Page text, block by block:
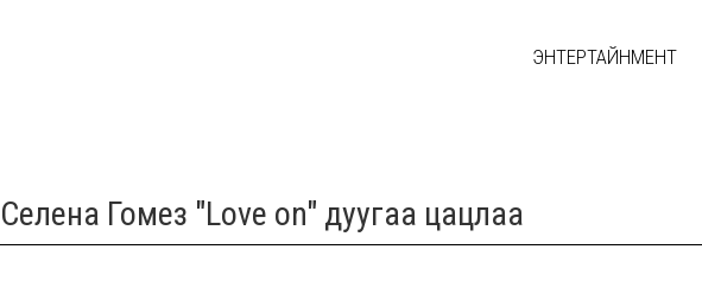
ЭНТЕРТАЙНМЕНТ
Гомез "Love on" дуугаа цацлаа